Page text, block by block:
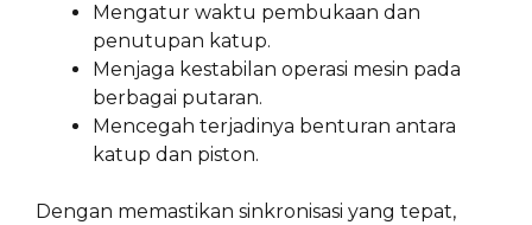
Mengatur waktu pembukaan dan
penutupan katup.
Menjaga kestabilan operasi mesin pada
berbagai putaran.
Mencegah terjadinya benturan antara
katup dan piston.
Dengan memastikan sinkronisasi yang tepat,